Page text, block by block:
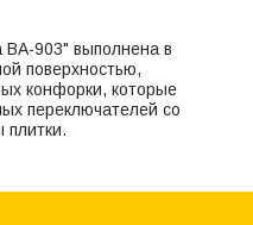
ВА-903" выполнена в
поверхностью,
конфорки, которые
переключателей со
плитки.